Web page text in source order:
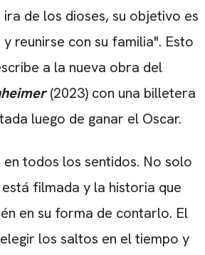
de los dioses, su objetivo es
reunirse con su familia". Esto
a la nueva obra del
(2023) con una billetera
luego de ganar el Oscar.
en todos los sentidos. No solo
filmada y la historia que
en su forma de contarlo. El
los saltos en el tiempo y